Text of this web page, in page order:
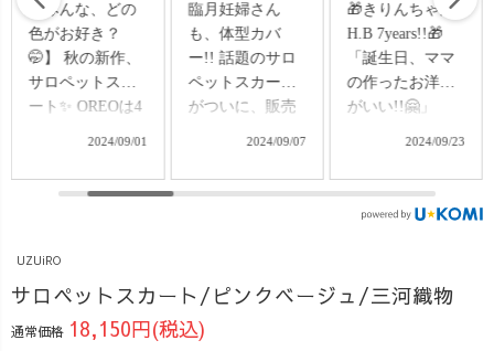
臨月妊婦さん
も、体型カバ
ー!! 話題のサロ
ペットスカート
がついに、販売
人目の臨月突入
着ていると、楽
上に 「え！妊婦
さんなの？！」
2024/09/07
🎁きりんちゃん
H.B 7years!!🎁
「誕生日、ママ
の作ったお洋服
がいい!!🤗」
で、パターン触
とサロペットス
カートつくりま
2024/09/23
★体型カバー力
ハンパない!!サ
ロペットスカー
ト
★(OREO162cm)
切りました!! ウ
ェストは95cmを
リュームに😂 そ
2024/09/12
UZUiRO
サロペットスカート/ピンクベージュ/三河織物
通常価格 18,150円(税込)